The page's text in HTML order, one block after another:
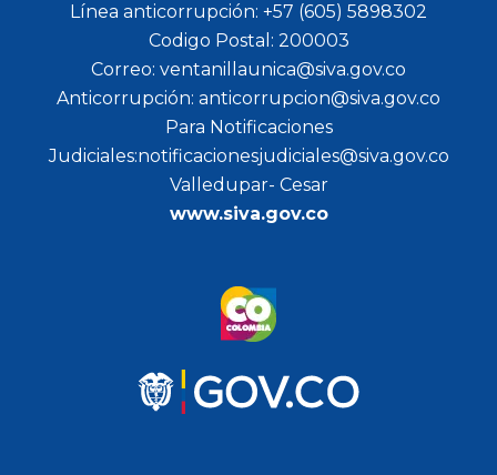
Línea anticorrupción: +57 (605) 5898302
Codigo Postal: 200003
Correo: ventanillaunica@siva.gov.co
Anticorrupción: anticorrupcion@siva.gov.co
Para Notificaciones
Judiciales:notificacionesjudiciales@siva.gov.co
Valledupar- Cesar
www.siva.gov.co